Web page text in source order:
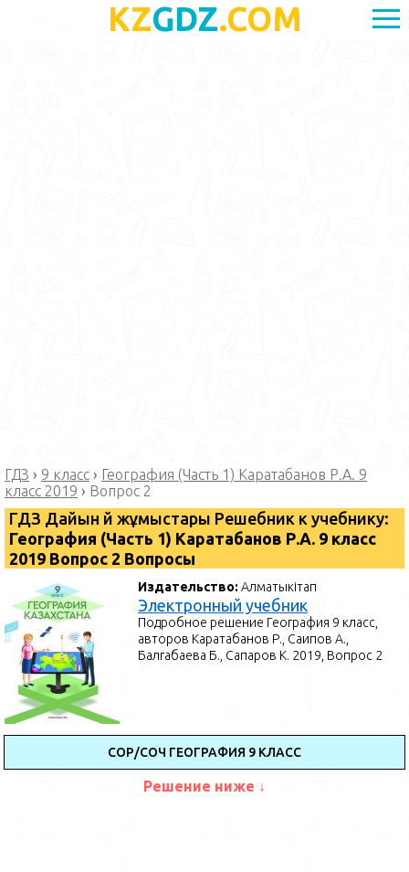
KZGDZ.COM
ГДЗ › 9 класс › География (Часть 1) Каратабанов Р.А. 9
класс 2019 › Вопрос 2
ГДЗ Дайын үй жұмыстары Решебник к учебнику:
География (Часть 1) Каратабанов Р.А. 9 класс
2019 Вопрос 2 Вопросы
Издательство:Алматыкітап
Электронный учебник
Подробное решение География 9 класс,
авторов Каратабанов Р., Саипов А.,
Балгабаева Б., Сапаров К. 2019, Вопрос 2
СОР/СОЧ ГЕОГРАФИЯ 9 КЛАСС
Решение ниже ↓